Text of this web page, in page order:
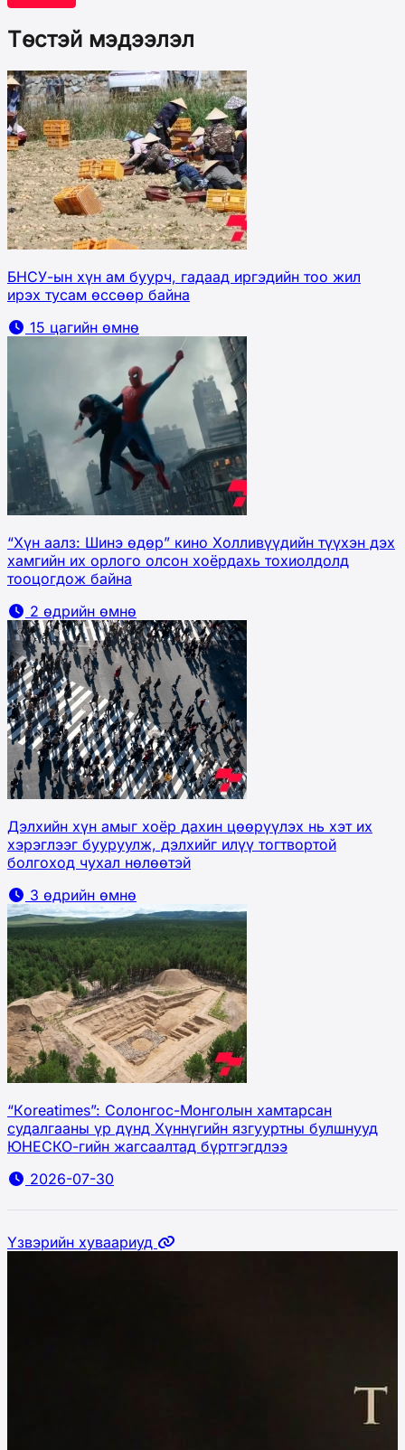
Төстэй мэдээлэл
БНСУ-ын хүн ам буурч, гадаад иргэдийн тоо жил
ирэх тусам өссөөр байна
15 цагийн өмнө
“Хүн аалз: Шинэ өдөр” кино Холливүүдийн түүхэн дэх
хамгийн их орлого олсон хоёрдахь тохиолдолд
тооцогдож байна
2 өдрийн өмнө
Дэлхийн хүн амыг хоёр дахин цөөрүүлэх нь хэт их
хэрэглээг бууруулж, дэлхийг илүү тогтвортой
болгоход чухал нөлөөтэй
3 өдрийн өмнө
“Кoreatimes”: Солонгос-Монголын хамтарсан
судалгааны үр дүнд Хүннүгийн язгууртны булшнууд
ЮНЕСКО-гийн жагсаалтад бүртгэгдлээ
2026-07-30
Үзвэрийн хуваариуд